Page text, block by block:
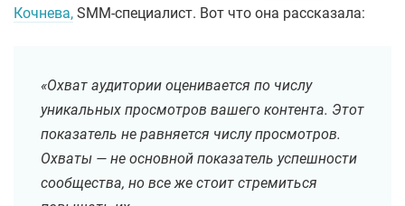
Кочнева, SMM-специалист. Вот что она рассказала:
«Охват аудитории оценивается по числу
уникальных просмотров вашего контента. Этот
показатель не равняется числу просмотров.
Охваты — не основной показатель успешности
сообщества, но все же стоит стремиться